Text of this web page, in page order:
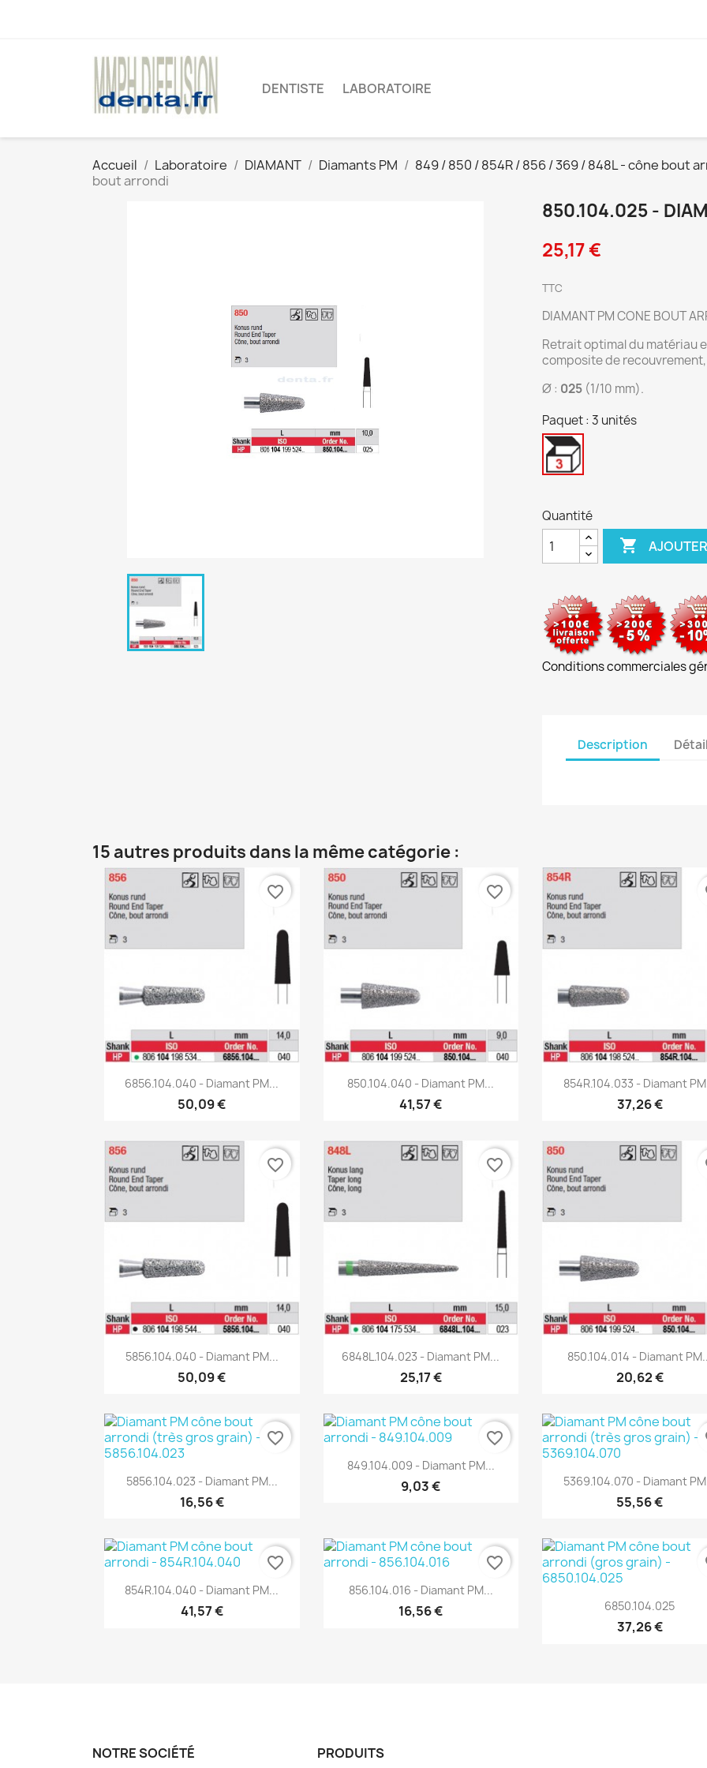
DENTISTE LABORATOIRE
Accueil Laboratoire DIAMANT Diamants PM 849 / 850 / 854R / 856 / 369 / 848L - cône bout
bout arrondi
850.104.025 -
25,17 €
TTC
DIAMANT PM CONE BOUT
Retrait optimal du matériau
composite de
Ø : 025 (1/10 mm).
Paquet : 3 unités
3
Quantité

Conditions commerciales
Description
15 autres produits dans la même catégorie :
Aperçu rapide
6856.104.040 - Diamant PM...
50,09 €
favorite_border
Aperçu rapide
850.104.040 - Diamant PM...
41,57 €
favorite_border
Aperçu rapide
854R.104.033 - Diamant
37,26 €
Aperçu rapide
5856.104.040 - Diamant PM...
50,09 €
favorite_border
Aperçu rapide
6848L.104.023 - Diamant PM...
25,17 €
favorite_border
Aperçu rapide
850.104.014 - Diamant
20,62 €
Aperçu rapide
5856.104.023 - Diamant PM...
16,56 €
favorite_border
Aperçu rapide
849.104.009 - Diamant PM...
9,03 €
favorite_border
Aperçu rapide
5369.104.070 - Diamant
55,56 €
Aperçu rapide
854R.104.040 - Diamant PM...
41,57 €
favorite_border
Aperçu rapide
856.104.016 - Diamant PM...
16,56 €
favorite_border
Aperçu rapide
6850.104.025
37,26 €
NOTRE SOCIÉTÉ PRODUITS